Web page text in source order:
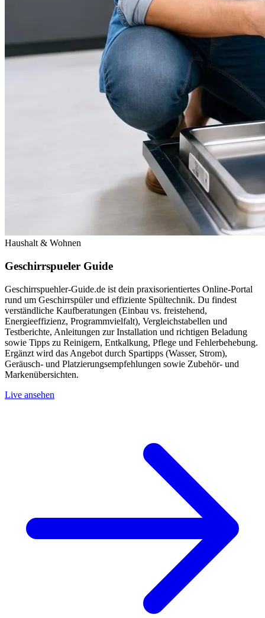
Haushalt & Wohnen
Geschirrspueler Guide
Geschirrspuehler-Guide.de ist dein praxisorientiertes Online-Portal
rund um Geschirrspüler und effiziente Spültechnik. Du findest
verständliche Kauf­beratungen (Einbau vs. freistehend,
Energieeffizienz, Programmvielfalt), Vergleichstabellen und
Testberichte, Anleitungen zur Installation und richtigen Beladung
sowie Tipps zu Reinigern, Entkalkung, Pflege und Fehlerbehebung.
Ergänzt wird das Angebot durch Spartipps (Wasser, Strom),
Geräusch- und Platzierungs­empfehlungen sowie Zubehör- und
Markenübersichten.
Live ansehen